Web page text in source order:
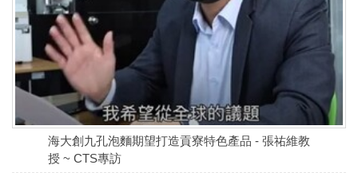
海大創九孔泡麵期望打造貢寮特色產品 - 張祐維教
授 ~ CTS專訪